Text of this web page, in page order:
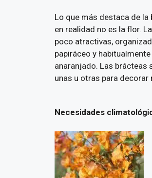
Lo que más destaca de la
en realidad no es la flor.
poco atractivas,
papiráceo y
anaranjado. Las brácteas
unas u otras para decorar
Necesidades